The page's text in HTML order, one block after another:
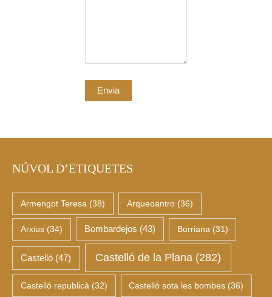
NÚVOL D’ETIQUETES
Armengot Teresa (38) Arqueoantro(36)
Arxius(34) Bombardejos (43) Borriana(31)
Castelló (47) Castelló de la Plana (282)
Castelló republicà (32) Castelló sota les bombes (36)